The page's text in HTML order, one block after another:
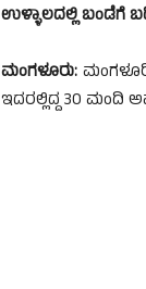
ಉಳ್ಳಾಲದಲ್ಲಿ ಬಂಡೆಗೆ
ಮಂಗಳೂರು:
ಇದರಲ್ಲಿದ್ದ 30 ಮಂದಿ